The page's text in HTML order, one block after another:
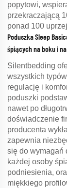
popytowi,
przekraczającą
ponad 100
Poduszka Sleep
śpiących na boku i
Silentbedding
wszystkich
regulację i
poduszki
nawet po
doświadczenie
producenta
zapewnia
się do wymagań
każdej osoby
podniesienia,
miękkiego